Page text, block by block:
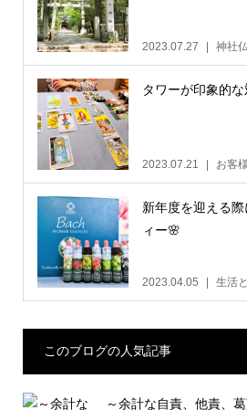
2023.07.27 神社
タワーが印象的な
2023.07.21 お客
新年度を迎える
ィー🌸
2023.04.05 生活
このブログの人気記事
～余計な自責、他責、